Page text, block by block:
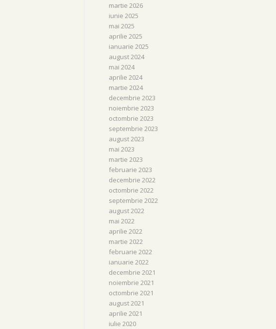
martie 2026
iunie 2025
mai 2025
aprilie 2025
ianuarie 2025
august 2024
mai 2024
aprilie 2024
martie 2024
decembrie 2023
noiembrie 2023
octombrie 2023
septembrie 2023
august 2023
mai 2023
martie 2023
februarie 2023
decembrie 2022
octombrie 2022
septembrie 2022
august 2022
mai 2022
aprilie 2022
martie 2022
februarie 2022
ianuarie 2022
decembrie 2021
noiembrie 2021
octombrie 2021
august 2021
aprilie 2021
iulie 2020